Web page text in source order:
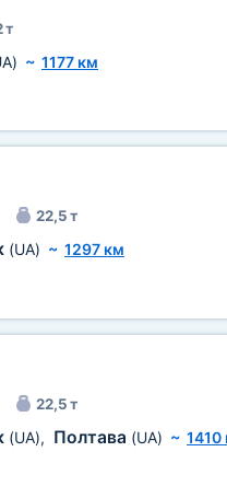
т
~ 1177 км
22,5 т
(UA) ~ 1297 км
22,5 т
(UA), Полтава (UA) ~ 1410